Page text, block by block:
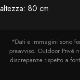
altezza: 80 cm
*Dati e immagini sono
preavviso. Outdoor Privé
discrepanze rispetto a